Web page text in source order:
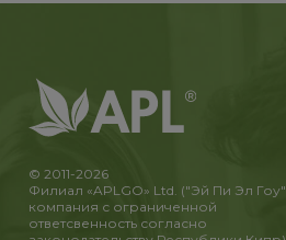
© 2011-2026
Филиал «APLGO» Ltd. ("Эй Пи Эл Гоу"
компания с ограниченной
ответсвенность согласно